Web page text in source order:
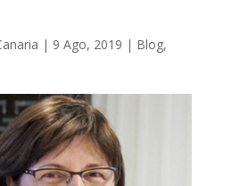
| 9 Ago, 2019 | Blog,